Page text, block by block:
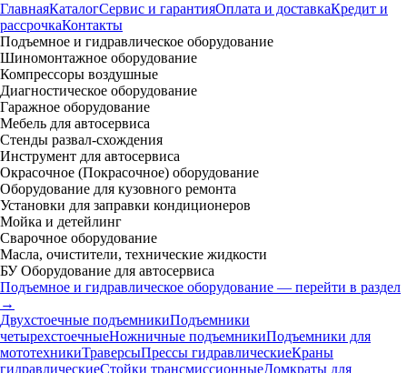
ГлавнаяКаталогСервис и гарантияОплата и доставкаКредит и
рассрочкаКонтакты
Подъемное и гидравлическое оборудование
Шиномонтажное оборудование
Компрессоры воздушные
Диагностическое оборудование
Гаражное оборудование
Мебель для автосервиса
Стенды развал-схождения
Инструмент для автосервиса
Окрасочное (Покрасочное) оборудование
Оборудование для кузовного ремонта
Установки для заправки кондиционеров
Мойка и детейлинг
Сварочное оборудование
Масла, очистители, технические жидкости
БУ Оборудование для автосервиса
Подъемное и гидравлическое оборудование — перейти в раздел
→
Двухстоечные подъемникиПодъемники
четырехстоечныеНожничные подъемникиПодъемники для
мототехникиТраверсыПрессы гидравлическиеКраны
гидравлическиеСтойки трансмиссионныеДомкраты для